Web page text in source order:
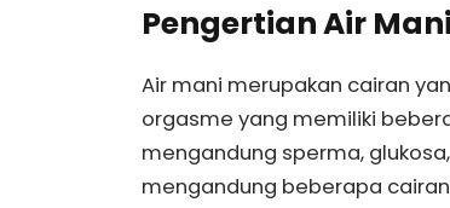
Pengertian Air Mani
Air mani merupakan cairan
orgasme yang memiliki
mengandung sperma,
mengandung beberapa